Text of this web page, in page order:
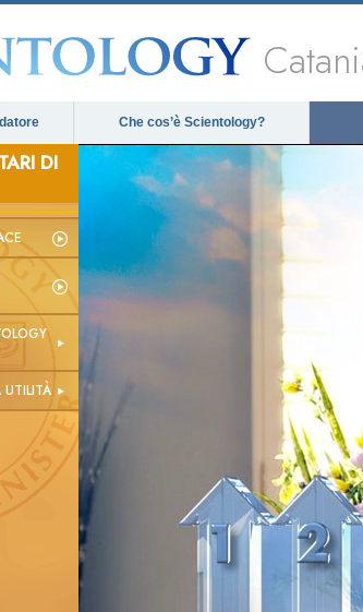
Che cos’è Scientology?
DI
UTILITÀ